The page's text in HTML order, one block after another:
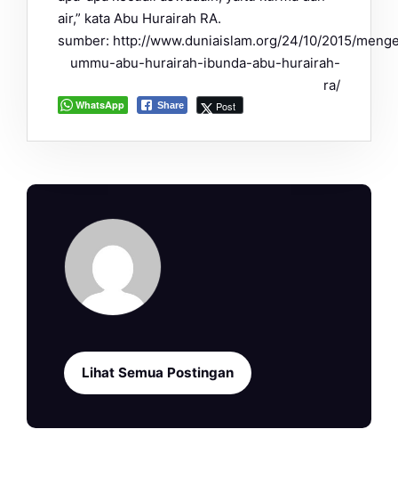
air,” kata Abu Hurairah RA.
sumber: http://www.duniaislam.org/24/10/2015/
ummu-abu-hurairah-ibunda-abu-hurairah-
ra/
WhatsApp Share Post
Lihat Semua Postingan